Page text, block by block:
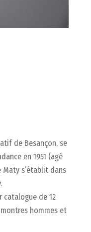
de Besançon, se
en 1951 (agé
Maty s’établit dans
catalogue de 12
hommes et